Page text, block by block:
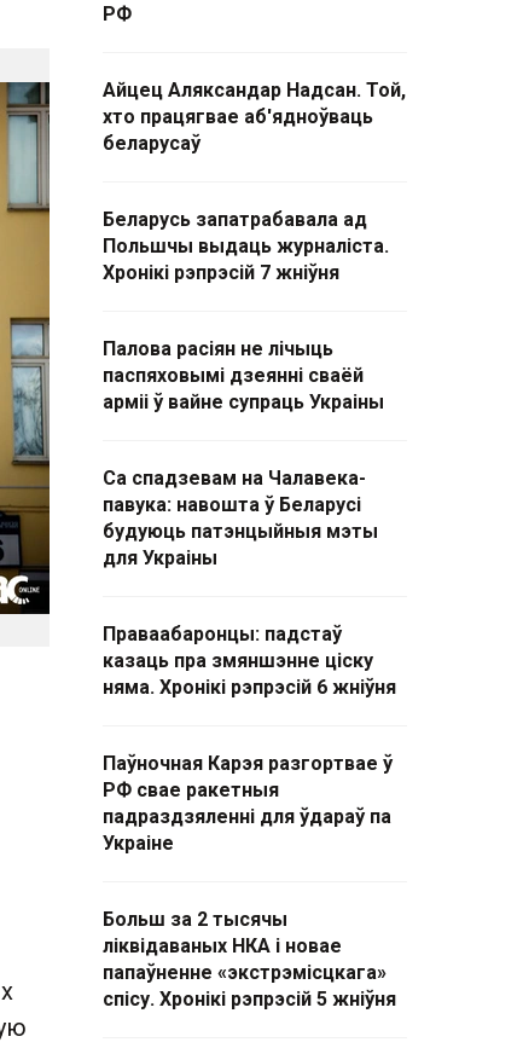
РФ
Айцец Аляксандар Надсан. Той,
хто працягвае аб'ядноўваць
беларусаў
Беларусь запатрабавала ад
Польшчы выдаць журналіста.
Хронікі рэпрэсій 7 жніўня
Палова расіян не лічыць
паспяховымі дзеянні сваёй
арміі ў вайне супраць Украіны
Са спадзевам на Чалавека-
павука: навошта ў Беларусі
будуюць патэнцыйныя мэты
для Украіны
Праваабаронцы: падстаў
казаць пра змяншэнне ціску
няма. Хронікі рэпрэсій 6 жніўня
Паўночная Карэя разгортвае ў
РФ свае ракетныя
падраздзяленні для ўдараў па
Украіне
Больш за 2 тысячы
ліквідаваных НКА і новае
папаўненне «экстрэмісцкага»
спісу. Хронікі рэпрэсій 5 жніўня